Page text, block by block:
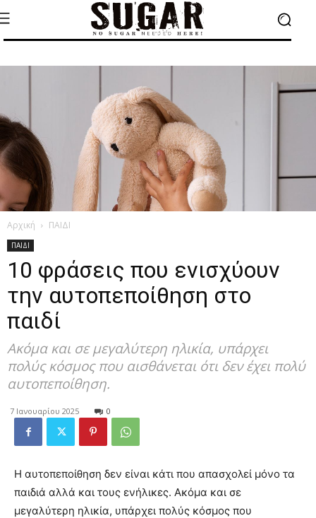
Αρχική ΠΑΙΔΙ
ΠΑΙΔΙ
10 φράσεις που ενισχύουν
την αυτοπεποίθηση στο
παιδί
Ακόμα και σε μεγαλύτερη ηλικία, υπάρχει
πολύς κόσμος που αισθάνεται ότι δεν έχει πολύ
αυτοπεποίθηση.
7 Ιανουαρίου 2025 0
Η αυτοπεποίθηση δεν είναι κάτι που απασχολεί μόνο τα
παιδιά αλλά και τους ενήλικες. Ακόμα και σε
μεγαλύτερη ηλικία, υπάρχει πολύς κόσμος που